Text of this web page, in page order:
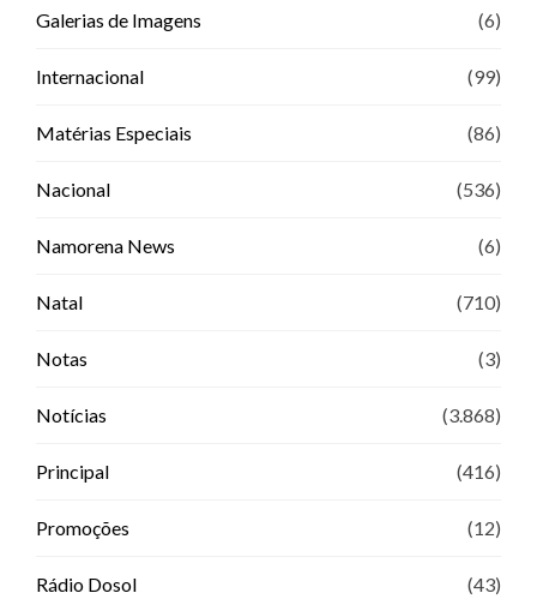
Galerias de Imagens (6)
Internacional (99)
Matérias Especiais (86)
Nacional (536)
Namorena News (6)
Natal (710)
Notas (3)
Notícias (3.868)
Principal (416)
Promoções (12)
Rádio Dosol (43)